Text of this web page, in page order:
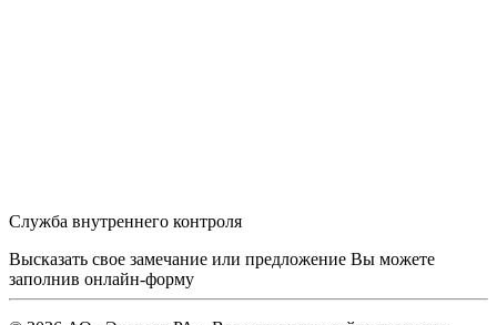
Служба внутреннего контроля
Высказать свое замечание или предложение Вы можете
заполнив онлайн-форму